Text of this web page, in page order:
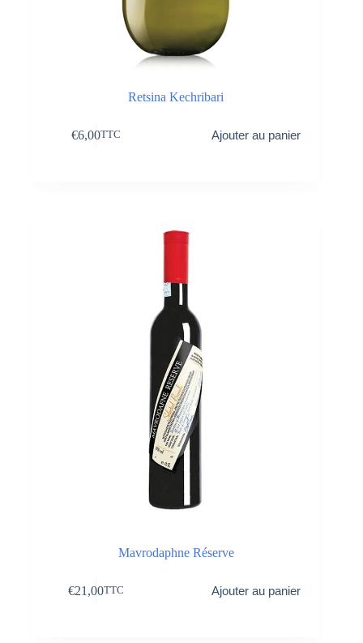
Retsina Kechribari
€6,00TTC Ajouter au panier
Mavrodaphne Réserve
€21,00TTC Ajouter au panier